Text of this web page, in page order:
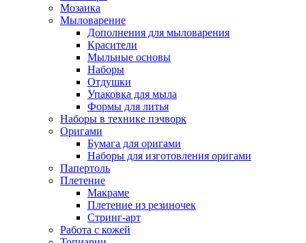
Мозаика
Мыловарение
Дополнения для мыловарения
Красители
Мыльные основы
Наборы
Отдушки
Упаковка для мыла
Формы для литья
Наборы в технике пэчворк
Оригами
Бумага для оригами
Наборы для изготовления оригами
Папертоль
Плетение
Макраме
Плетение из резиночек
Стринг-арт
Работа с кожей